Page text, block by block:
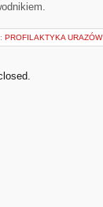
PROFILAKTYKA URAZÓW